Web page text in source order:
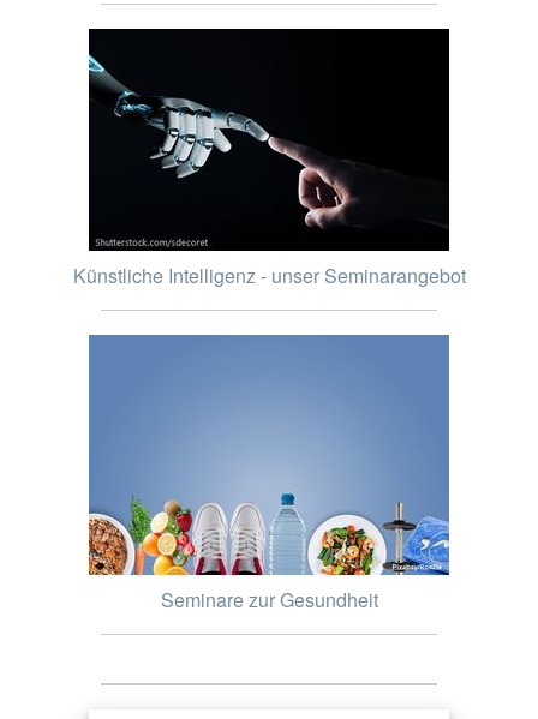
Künstliche Intelligenz - unser Seminarangebot
Seminare zur Gesundheit